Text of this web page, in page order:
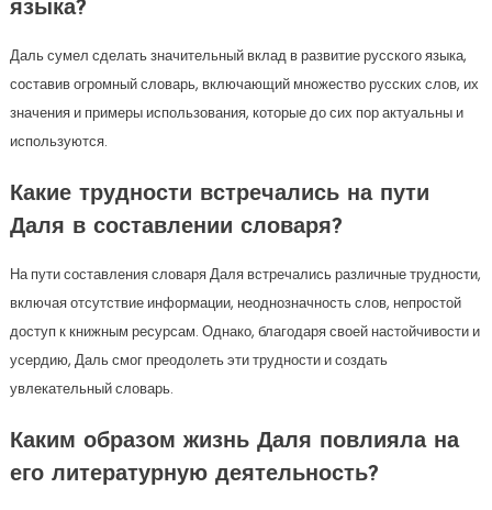
языка?
Даль сумел сделать значительный вклад в развитие русского языка,
составив огромный словарь, включающий множество русских слов, их
значения и примеры использования, которые до сих пор актуальны и
используются.
Какие трудности встречались на пути
Даля в составлении словаря?
На пути составления словаря Даля встречались различные трудности,
включая отсутствие информации, неоднозначность слов, непростой
доступ к книжным ресурсам. Однако, благодаря своей настойчивости и
усердию, Даль смог преодолеть эти трудности и создать
увлекательный словарь.
Каким образом жизнь Даля повлияла на
его литературную деятельность?